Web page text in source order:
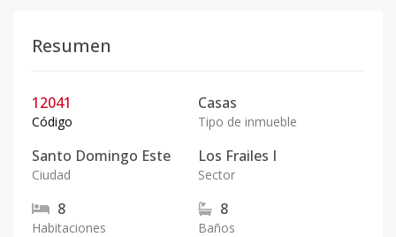
Resumen
12041
Código
Casas
Tipo de inmueble
Santo Domingo Este
Ciudad
Los Frailes I
Sector
8
Habitaciones
8
Baños